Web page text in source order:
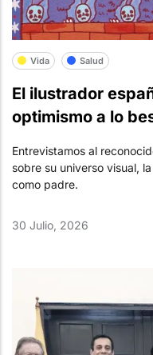
Vida Salud
El ilustrador
optimismo a lo
Entrevistamos al
sobre su universo visual,
como padre.
30 Julio, 2026